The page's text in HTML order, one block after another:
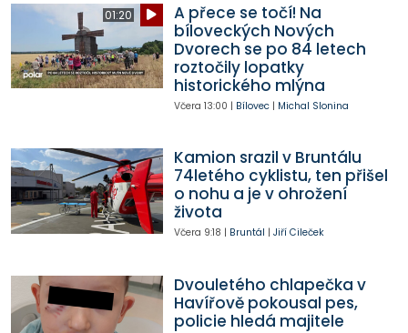
01:20
A přece se točí! Na
bíloveckých Nových
Dvorech se po 84 letech
roztočily lopatky
historického mlýna
Včera 13:00 | Bílovec| Michal Slonina
Kamion srazil v Bruntálu
74letého cyklistu, ten přišel
o nohu a je v ohrožení
života
Včera 9:18 | Bruntál | Jiří Cileček
Dvouletého chlapečka v
Havířově pokousal pes,
policie hledá majitele